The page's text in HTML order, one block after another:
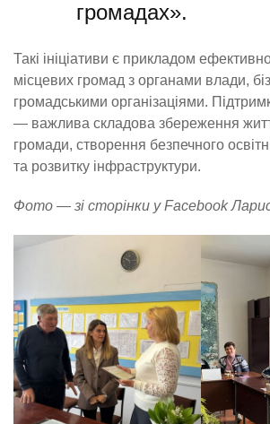
громадах».
Такі ініціативи є прикладом
місцевих громад з органами влади,
громадськими організаціями.
— важлива складова збереження
громади, створення безпечного
та розвитку інфраструктури.
Фото — зі сторінки у Facebook